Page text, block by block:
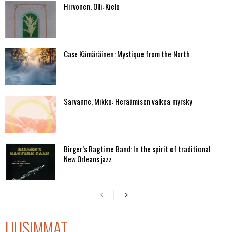
Hirvonen, Olli: Kielo
Case Kämäräinen: Mystique from the North
Sarvanne, Mikko: Heräämisen valkea myrsky
Birger’s Ragtime Band: In the spirit of traditional
New Orleans jazz